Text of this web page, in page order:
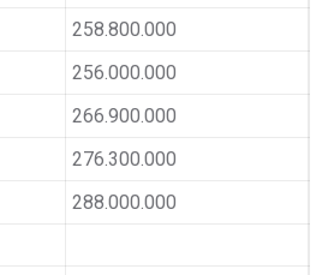
258.800.000
256.000.000
266.900.000
276.300.000
288.000.000